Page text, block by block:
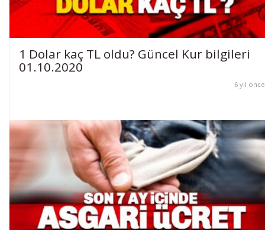
1 Dolar kaç TL oldu? Güncel Kur bilgileri
01.10.2020
6 yıl önce